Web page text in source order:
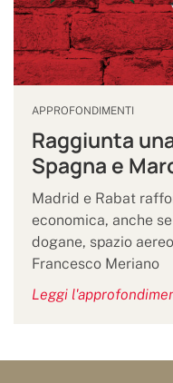
APPROFONDIMENTI
Raggiunta
Spagna e
Madrid e Rabat
economica, anche
dogane, spazio
Francesco Meriano
Leggi